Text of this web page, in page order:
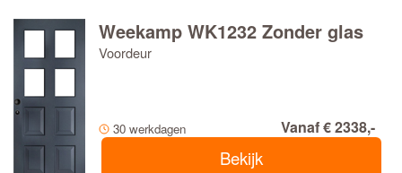
Weekamp WK1232 Zonder glas
Voordeur
30 werkdagen Vanaf € 2338,-
Bekijk